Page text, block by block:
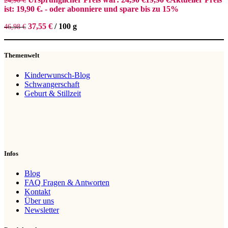
ist: 19,90 €. - oder abonniere und spare bis zu 15%
46,98€ 37,55 € / 100 g
Themenwelt
Kinderwunsch-Blog
Schwangerschaft
Geburt & Stillzeit
Infos
Blog
FAQ Fragen & Antworten
Kontakt
Über uns
Newsletter